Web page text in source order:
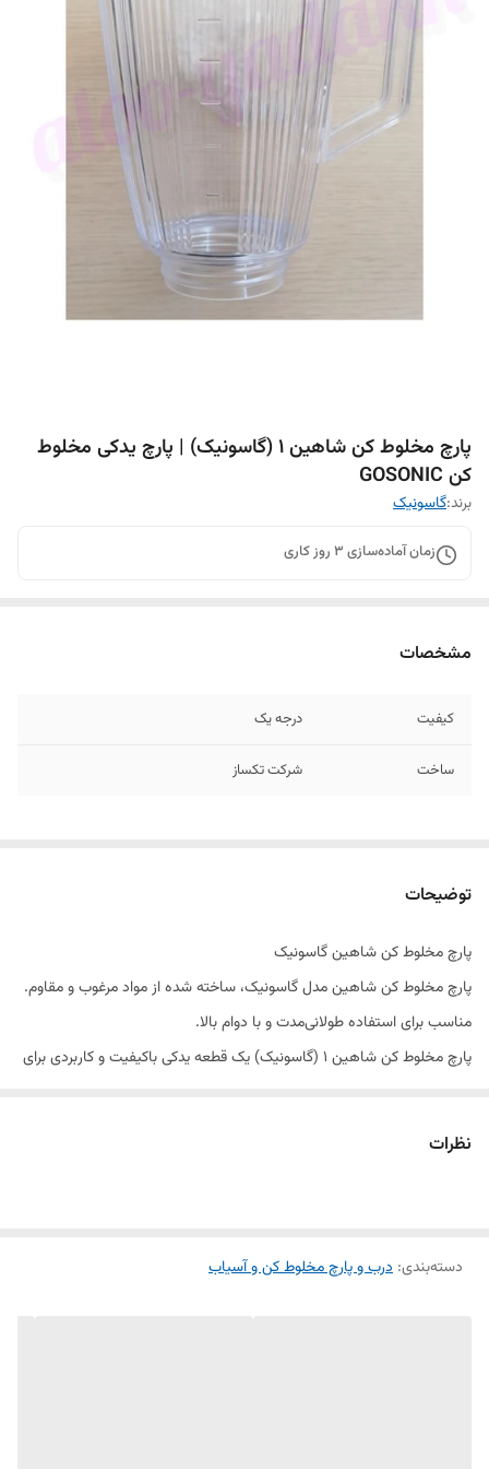
پارچ مخلوط کن شاهین 1 (گاسونیک) | پارچ یدکی مخلوط
کن GOSONIC
برند:گاسونیک
زمان آماده‌سازی 3 روز کاری
مشخصات
کیفیت درجه یک
ساخت شرکت تکساز
توضیحات
پارچ مخلوط کن شاهین گاسونیک
پارچ مخلوط کن شاهین مدل گاسونیک، ساخته شده از مواد مرغوب و مقاوم.
مناسب برای استفاده طولانی‌مدت و با دوام بالا.
پارچ مخلوط کن شاهین 1 (گاسونیک) یک قطعه یدکی باکیفیت و کاربردی برای
کرده و ظرفیت مناسب آن برای مصارف خانگی ایده‌آل است.
نظرات
دسته‌بندی: درب و پارچ مخلوط کن و آسیاب